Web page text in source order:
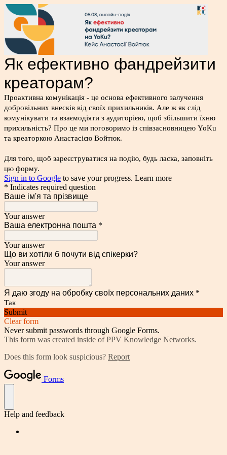
Як ефективно фандрейзити
креаторам?
Проактивна комунікація - це основа ефективного залучення
добровільних внесків від своїх прихильників. Але ж як слід
комунікувати та взаємодіяти з аудиторією, щоб збільшити їхню
прихильність? Про це ми поговоримо із співзасновницею YoKu
та креаторкою Анастасією Войтюк.
Для того, щоб зареєструватися на подію, будь ласка, заповніть
цю форму.
Sign in to Google to save your progress. Learn more
* Indicates required question
Ваше ім'я та прізвище
Your answer
Ваша електронна пошта *
Your answer
Що ви хотіли б почути від спікерки?
Your answer
Я даю згоду на обробку своїх персональних даних *
Так
Submit
Clear form
Never submit passwords through Google Forms.
This form was created inside of PPV Knowledge Networks.
Does this form look suspicious? Report
Forms
Help and feedback